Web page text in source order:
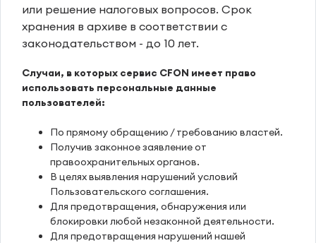
или решение налоговых вопросов. Срок
хранения в архиве в соответствии с
законодательством - до 10 лет.
Случаи, в которых сервис CFON имеет право
использовать персональные данные
пользователей:
По прямому обращению / требованию властей.
Получив законное заявление от
правоохранительных органов.
В целях выявления нарушений условий
Пользовательского соглашения.
Для предотвращения, обнаружения или
блокировки любой незаконной деятельности.
Для предотвращения нарушений нашей